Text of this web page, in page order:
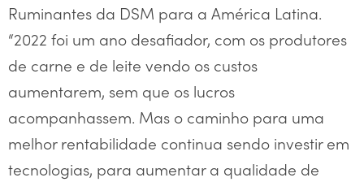
Ruminantes da DSM para a América Latina.
“2022 foi um ano desafiador, com os produtores
de carne e de leite vendo os custos
aumentarem, sem que os lucros
acompanhassem. Mas o caminho para uma
melhor rentabilidade continua sendo investir em
tecnologias, para aumentar a qualidade de